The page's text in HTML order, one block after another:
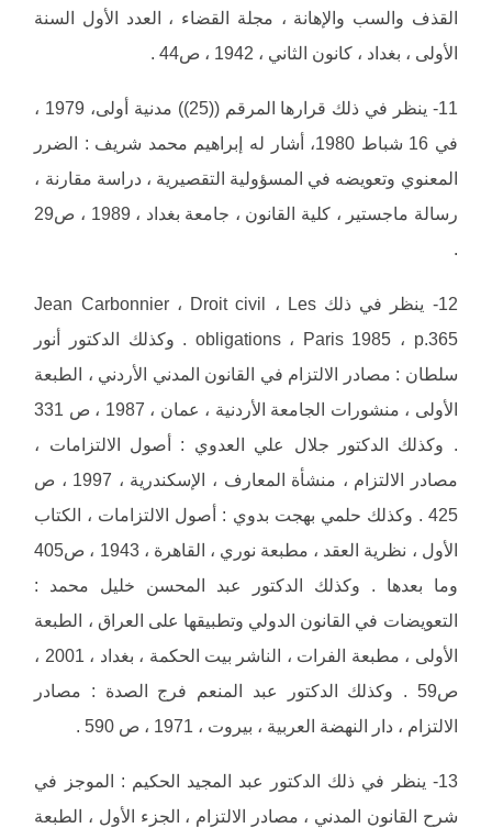
القذف والسب والإهانة ، مجلة القضاء ، العدد الأول السنة
الأولى ، بغداد ، كانون الثاني ، 1942 ، ص44 .
11- ينظر في ذلك قرارها المرقم ((25)) مدنية أولى، 1979 ،
في 16 شباط 1980، أشار له إبراهيم محمد شريف : الضرر
المعنوي وتعويضه في المسؤولية التقصيرية ، دراسة مقارنة ،
رسالة ماجستير ، كلية القانون ، جامعة بغداد ، 1989 ، ص29
.
12- ينظر في ذلك Jean Carbonnier ، Droit civil ، Les
obligations ، Paris 1985 ، p.365 . وكذلك الدكتور أنور
سلطان : مصادر الالتزام في القانون المدني الأردني ، الطبعة
الأولى ، منشورات الجامعة الأردنية ، عمان ، 1987 ، ص 331
. وكذلك الدكتور جلال علي العدوي : أصول الالتزامات ،
مصادر الالتزام ، منشأة المعارف ، الإسكندرية ، 1997 ، ص
425 . وكذلك حلمي بهجت بدوي : أصول الالتزامات ، الكتاب
الأول ، نظرية العقد ، مطبعة نوري ، القاهرة ، 1943 ، ص405
وما بعدها . وكذلك الدكتور عبد المحسن خليل محمد :
التعويضات في القانون الدولي وتطبيقها على العراق ، الطبعة
الأولى ، مطبعة الفرات ، الناشر بيت الحكمة ، بغداد ، 2001 ،
ص59 . وكذلك الدكتور عبد المنعم فرج الصدة : مصادر
الالتزام ، دار النهضة العربية ، بيروت ، 1971 ، ص 590 .
13- ينظر في ذلك الدكتور عبد المجيد الحكيم : الموجز في
شرح القانون المدني ، مصادر الالتزام ، الجزء الأول ، الطبعة